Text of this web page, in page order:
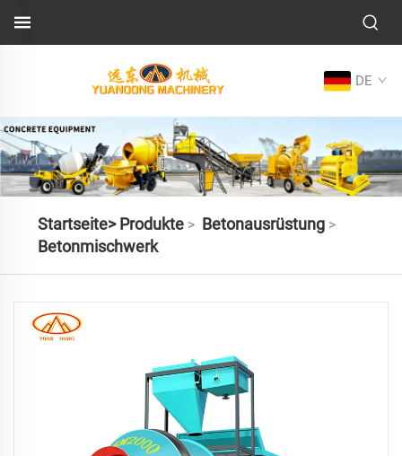
DE
Startseite> Produkte> Betonausrüstung>
Betonmischwerk